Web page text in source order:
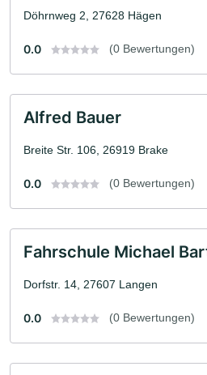
Döhrnweg 2, 27628 Hägen
0.0 (0 Bewertungen)
Alfred Bauer
Breite Str. 106, 26919 Brake
0.0 (0 Bewertungen)
Fahrschule Michael
Dorfstr. 14, 27607 Langen
0.0 (0 Bewertungen)